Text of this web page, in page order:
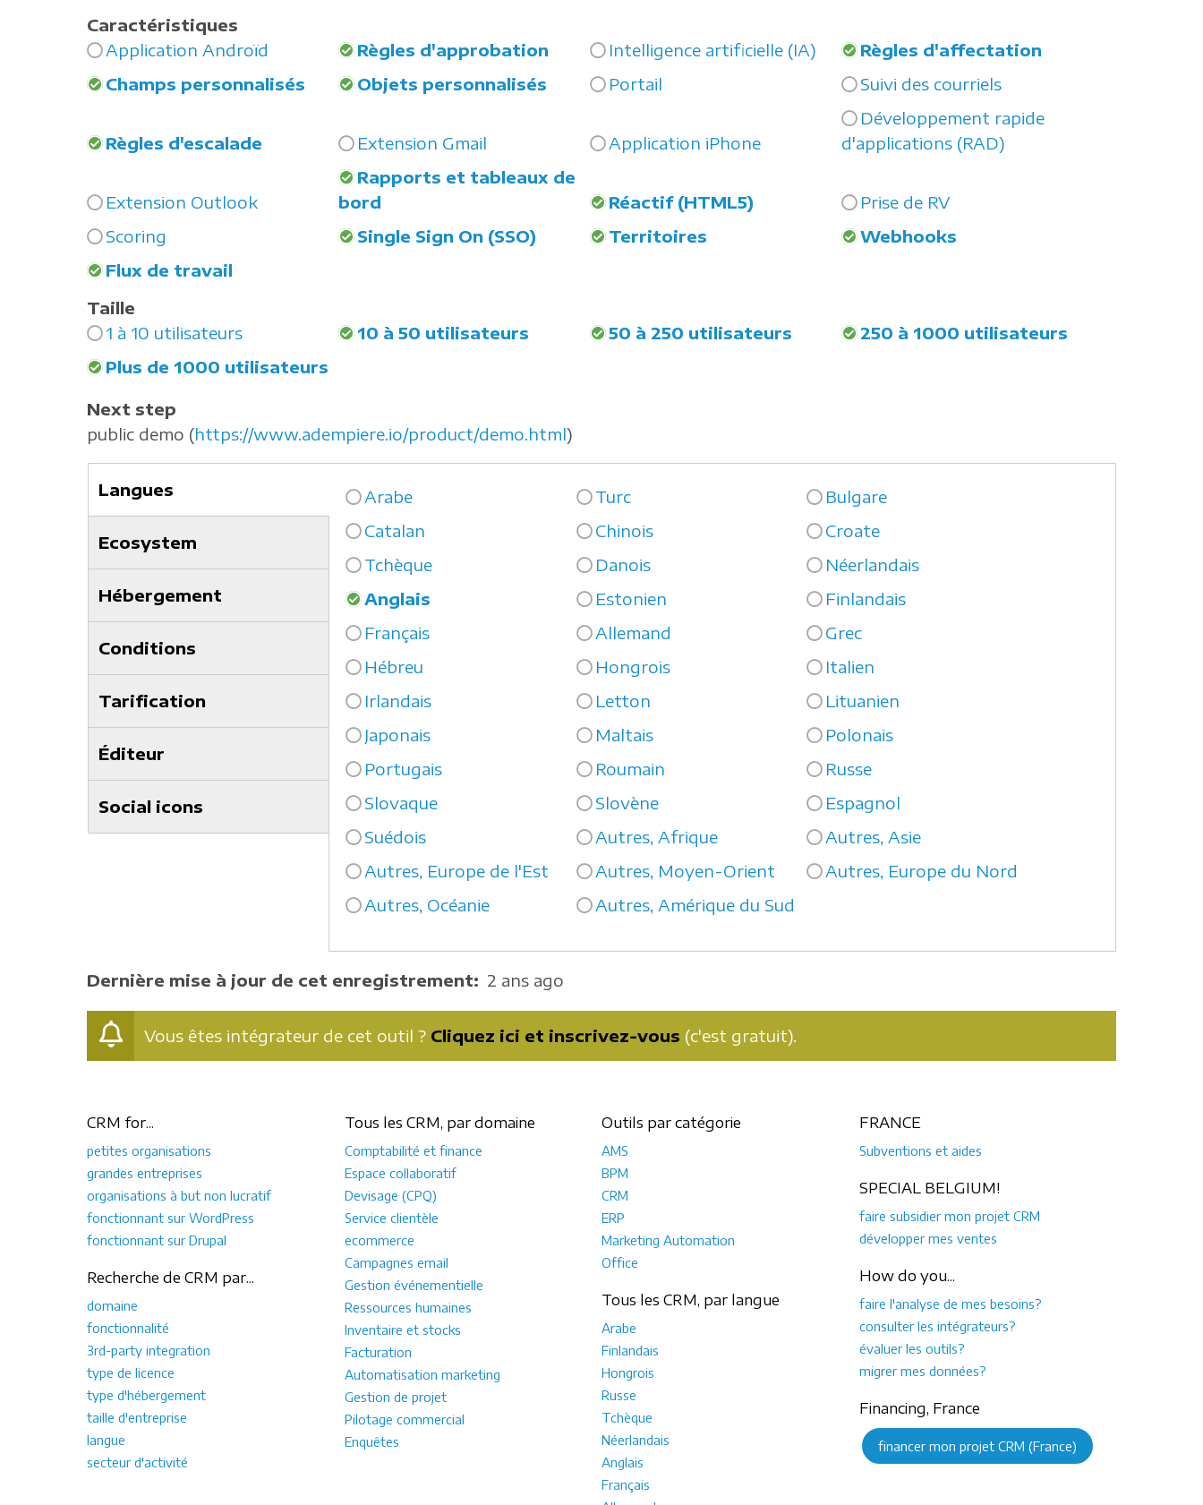
Caractéristiques
Application Androïd
Règles d'approbation Intelligence artificielle (IA)
Règles d'affectation
Champs personnalisés
Objets personnalisés Portail Suivi des courriels
Règles d'escalade Extension Gmail Application iPhone
Développement rapide
d'applications (RAD)
Extension Outlook
Rapports et tableaux de
bord
Réactif (HTML5)
Prise de RV
Scoring
Single Sign On (SSO) Territoires
Webhooks
Flux de travail
Taille
1 à 10 utilisateurs
10 à 50 utilisateurs 50 à 250 utilisateurs
250 à 1000 utilisateurs
Plus de 1000 utilisateurs
Next step
public demo (https://www.adempiere.io/product/demo.html)
Langues
(onglet
actif)
Ecosystem
Hébergement
Conditions
Tarification
Éditeur
Social icons
Arabe Turc
Bulgare
Catalan
Chinois
Croate
Tchèque
Danois
Néerlandais
Anglais
Estonien
Finlandais
Français
Allemand
Grec
Hébreu
Hongrois
Italien
Irlandais
Letton
Lituanien
Japonais
Maltais
Polonais
Portugais
Roumain
Russe
Slovaque
Slovène
Espagnol
Suédois
Autres, Afrique
Autres, Asie
Autres, Europe de l'Est
Autres, Moyen-Orient
Autres, Europe du Nord
Autres, Océanie
Autres, Amérique du Sud
Dernière mise à jour de cet enregistrement 2 ans ago
Vous êtes intégrateur de cet outil ? Cliquez ici et inscrivez-vous (c'est gratuit).
CRM for...
petites organisations
grandes entreprises
organisations à but non lucratif
fonctionnant sur WordPress
fonctionnant sur Drupal
Recherche de CRM par...
domaine
fonctionnalité
3rd-party integration
type de licence
type d'hébergement
taille d'entreprise
langue
secteur d'activité
Tous les CRM, par domaine
Comptabilité et finance
Espace collaboratif
Devisage (CPQ)
Service clientèle
ecommerce
Campagnes email
Gestion événementielle
Ressources humaines
Inventaire et stocks
Facturation
Automatisation marketing
Gestion de projet
Pilotage commercial
Enquêtes
Outils par catégorie
AMS
BPM
CRM
ERP
Marketing Automation
Office
Tous les CRM, par langue
Arabe
Finlandais
Hongrois
Russe
Tchèque
Néerlandais
Anglais
Français
FRANCE
Subventions et aides
SPECIAL BELGIUM!
faire subsidier mon projet CRM
développer mes ventes
How do you...
faire l'analyse de mes besoins?
consulter les intégrateurs?
évaluer les outils?
migrer mes données?
Financing, France
financer mon projet CRM (France)